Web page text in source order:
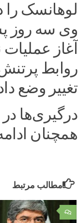
لوهانسک
آغاز
روابط
تغییر وضع‌
درگیری‌ها
همچنان
مطالب مرتبط
۰